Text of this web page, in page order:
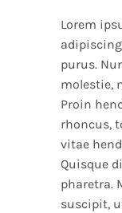
Lorem
purus.
molestie,
Proin
rhoncus,
vitae
Quisque
pharetra.
suscipit,